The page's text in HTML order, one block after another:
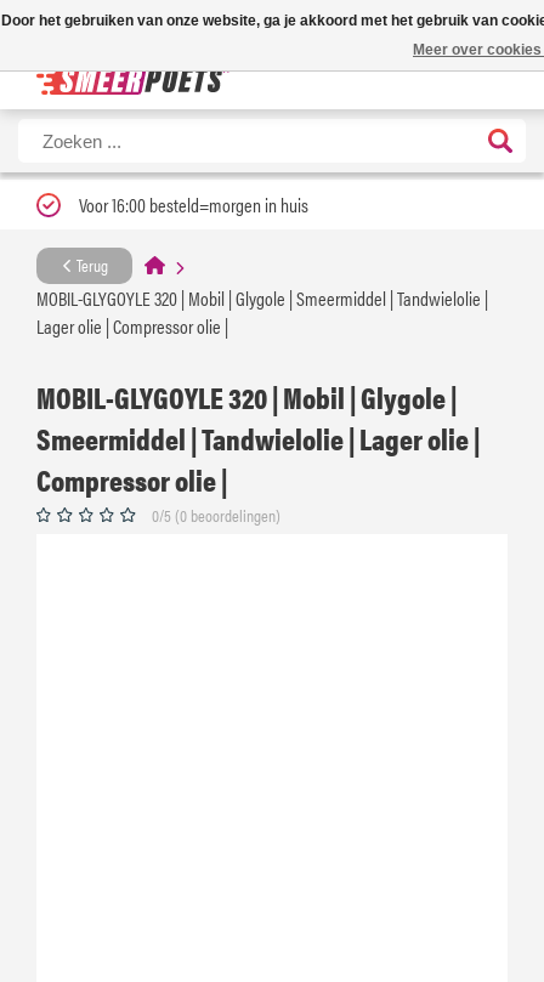
Nieuwe levertijd: 1 tot 3 werkdagen | Nu 25% korting op gehele
Voor 16:00 besteld=morgen in huis
Terug
MOBIL-GLYGOYLE 320 | Mobil | Glygole | Smeermiddel | Tandwielolie |
Lager olie | Compressor olie |
MOBIL-GLYGOYLE 320 | Mobil | Glygole |
Smeermiddel | Tandwielolie | Lager olie |
Compressor olie |
0/5 (0 beoordelingen)
Door het gebruiken van onze website, ga je akkoord met het gebruik van
Meer over cookies